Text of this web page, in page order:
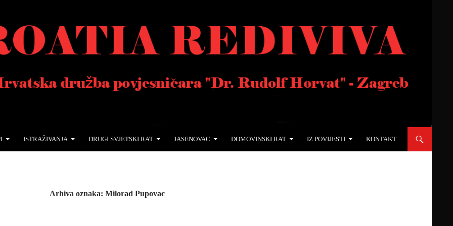
ISTRAŽIVANJA DRUGI SVJETSKI RAT JASENOVAC DOMOVINSKI RAT IZ POVIJESTI KONTAKT
Arhiva oznaka: Milorad Pupovac